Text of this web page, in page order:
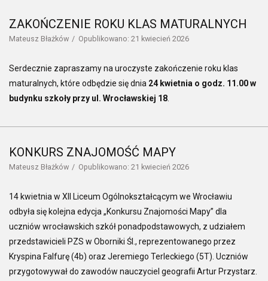
ZAKOŃCZENIE ROKU KLAS MATURALNYCH
Mateusz Błażków Opublikowano: 21 kwiecień 2026
Serdecznie zapraszamy na uroczyste zakończenie roku klas
maturalnych, które odbędzie się dnia 24 kwietnia o godz. 11.00 w
budynku szkoły przy ul. Wrocławskiej 18
KONKURS ZNAJOMOŚĆ MAPY
Mateusz Błażków Opublikowano: 21 kwiecień 2026
14 kwietnia w XII Liceum Ogólnokształcącym we Wrocławiu
odbyła się kolejna edycja „Konkursu Znajomości Mapy” dla
uczniów wrocławskich szkół ponadpodstawowych, z udziałem
przedstawicieli PZS w Oborniki Śl., reprezentowanego przez
Kryspina Falfurę (4b) oraz Jeremiego Terleckiego (5T). Uczniów
przygotowywał do zawodów nauczyciel geografii Artur Przystarz.